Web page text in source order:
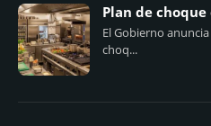
Plan de
El Gobierno
choq...